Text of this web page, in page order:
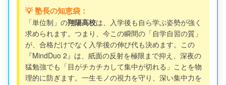
💡 塾長の知恵袋：
「単位制」の翔陽高校は、入学後も自ら学ぶ姿勢が強く
求められます。つまり、今この瞬間の「自学自習の質」
が、合格だけでなく入学後の伸び代も決めます。この
『MindDuo 2』は、紙面の反射を極限まで抑え、深夜の
猛勉強でも「目がチカチカして集中が切れる」ことを物
理的に防ぎます。一生モノの視力を守り、深い集中力を